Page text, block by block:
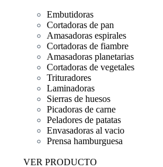
Embutidoras
Cortadoras de pan
Amasadoras espirales
Cortadoras de fiambre
Amasadoras planetarias
Cortadoras de vegetales
Trituradores
Laminadoras
Sierras de huesos
Picadoras de carne
Peladores de patatas
Envasadoras al vacio
Prensa hamburguesa
VER PRODUCTO